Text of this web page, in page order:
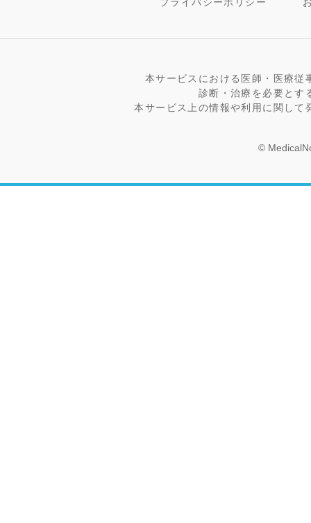
本サービスにおける医師・医療従
診断・治療を必要とす
本サービス上の情報や利用に関し
©